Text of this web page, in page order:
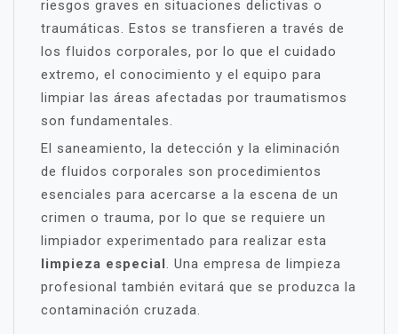
riesgos graves en situaciones delictivas o
traumáticas. Estos se transfieren a través de
los fluidos corporales, por lo que el cuidado
extremo, el conocimiento y el equipo para
limpiar las áreas afectadas por traumatismos
son fundamentales.
El saneamiento, la detección y la eliminación
de fluidos corporales son procedimientos
esenciales para acercarse a la escena de un
crimen o trauma, por lo que se requiere un
limpiador experimentado para realizar esta
limpieza especial . Una empresa de limpieza
profesional también evitará que se produzca la
contaminación cruzada.